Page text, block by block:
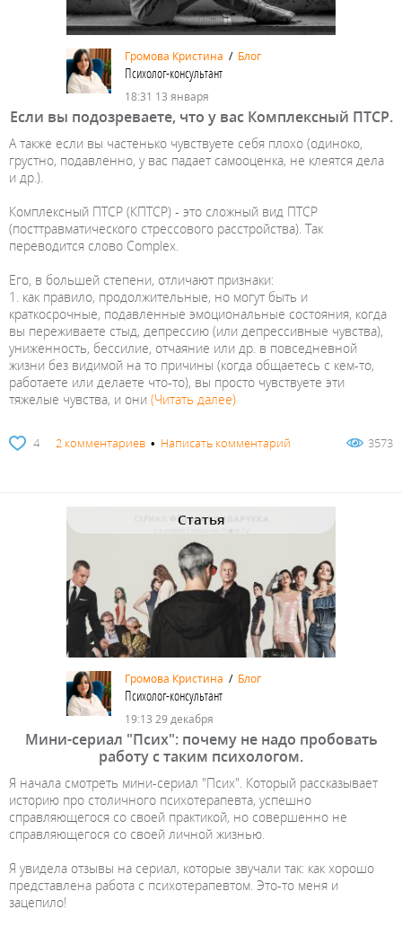
Громова Кристина / Блог
Психолог-консультант
18:31 13 января
Если вы подозреваете, что у вас Комплексный ПТСР.
А также если вы частенько чувствуете себя плохо (одиноко,
грустно, подавленно, у вас падает самооценка, не клеятся дела
и др.).
Комплексный ПТСР (КПТСР) - это сложный вид ПТСР
(посттравматического стрессового расстройства). Так
переводится слово Complex.
Его, в большей степени, отличают признаки:
1. как правило, продолжительные, но могут быть и
краткосрочные, подавленные эмоциональные состояния, когда
вы переживаете стыд, депрессию (или депрессивные чувства),
униженность, бессилие, отчаяние или др. в повседневной
жизни без видимой на то причины (когда общаетесь с кем-то,
работаете или делаете что-то), вы просто чувствуете эти
тяжелые чувства, и они (Читать далее)
4 2 комментариев • Написать комментарий 3573
Статья
Громова Кристина / Блог
Психолог-консультант
19:13 29 декабря
Мини-сериал "Псих": почему не надо пробовать
работу с таким психологом.
Я начала смотреть мини-сериал "Псих". Который рассказывает
историю про столичного психотерапевта, успешно
справляющегося со своей практикой, но совершенно не
справляющегося со своей личной жизнью.
Я увидела отзывы на сериал, которые звучали так: как хорошо
представлена работа с психотерапевтом. Это-то меня и
зацепило!